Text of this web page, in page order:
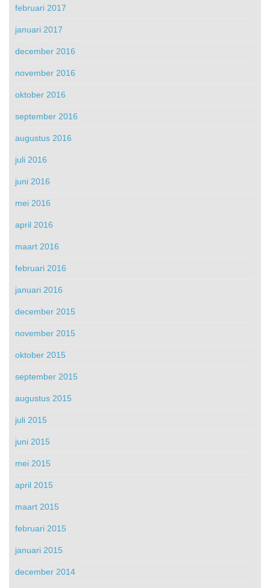
februari 2017
januari 2017
december 2016
november 2016
oktober 2016
september 2016
augustus 2016
juli 2016
juni 2016
mei 2016
april 2016
maart 2016
februari 2016
januari 2016
december 2015
november 2015
oktober 2015
september 2015
augustus 2015
juli 2015
juni 2015
mei 2015
april 2015
maart 2015
februari 2015
januari 2015
december 2014